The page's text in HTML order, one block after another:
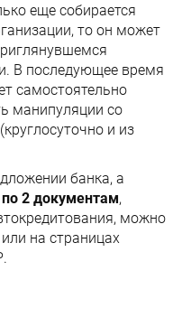
еще собирается
то он может
В последующее время
самостоятельно
манипуляции со
и из
банка, а
2 документам,
можно
на страницах